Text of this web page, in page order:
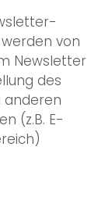
von
Newsletter
des
anderen
(z.B. E-